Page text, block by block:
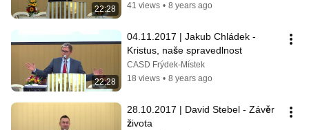
22:28
41 views • 8 years ago
22:28
04.11.2017 | Jakub Chládek -
Kristus, naše spravedlnost
CASD Frýdek-Místek
18 views • 8 years ago
28.10.2017 | David Stebel - Závěr
života